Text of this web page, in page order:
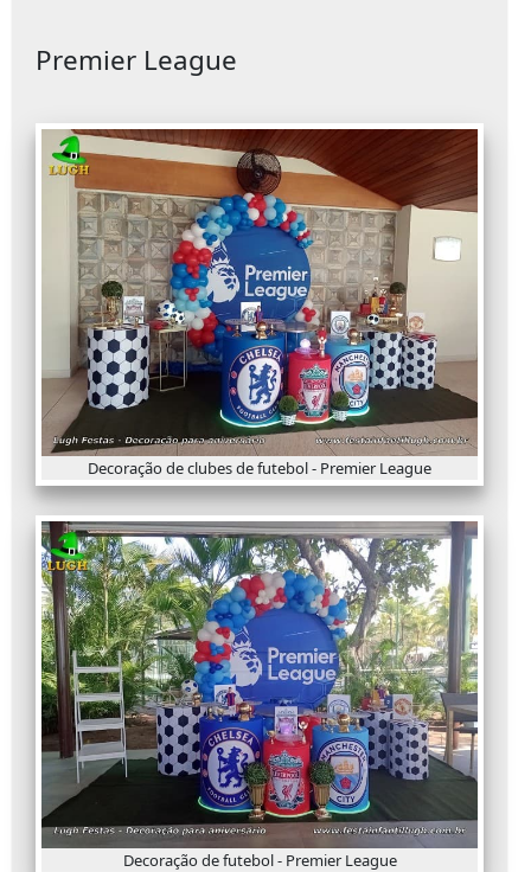
Premier League
Decoração de clubes de futebol - Premier League
Decoração de futebol - Premier League